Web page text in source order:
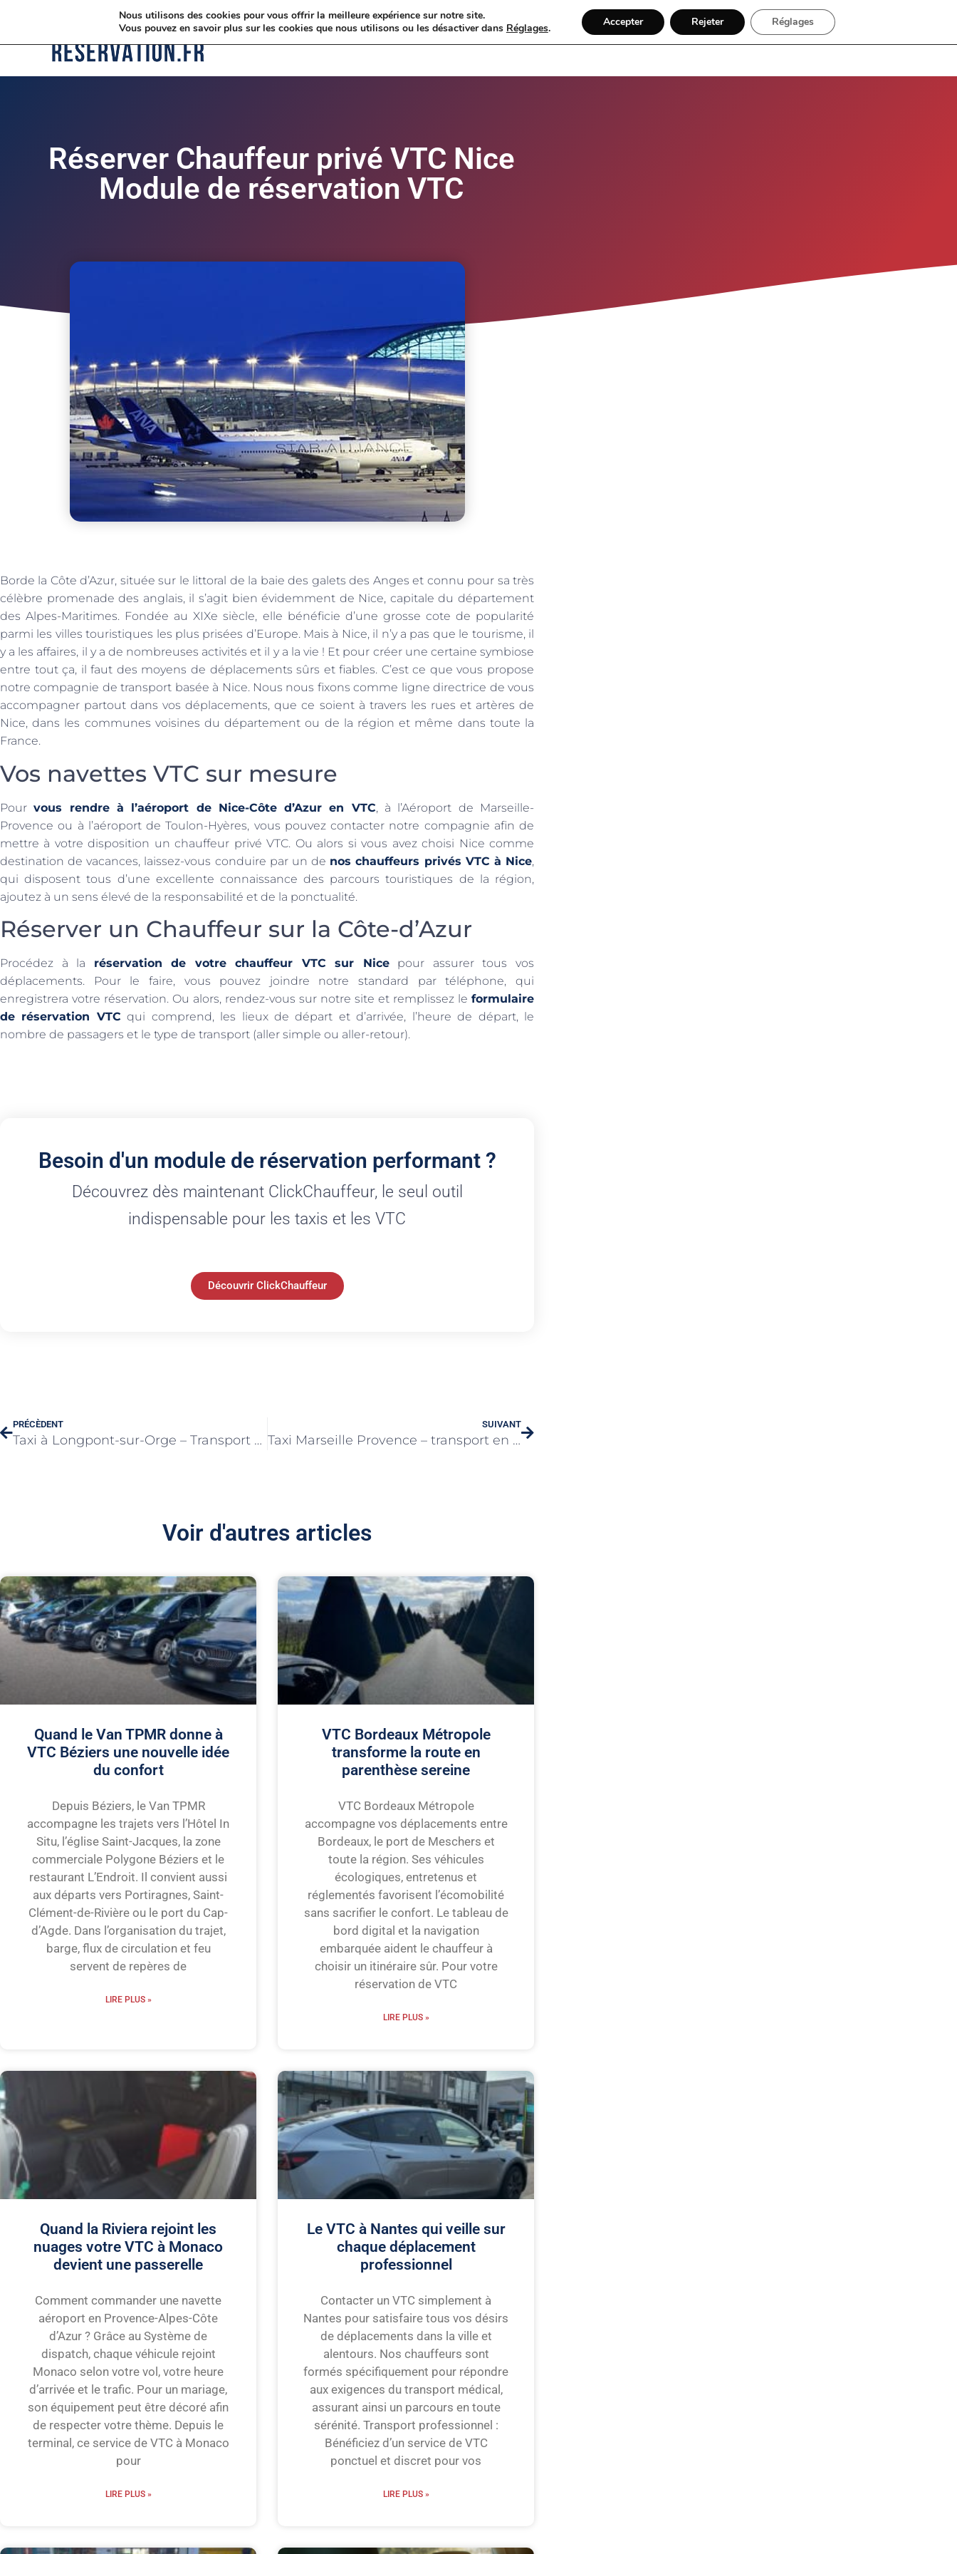
ClickChauffeur Exemples Autres modules FAQ
Réserver Chauffeur privé VTC Nice
Module de réservation VTC
Borde la Côte d’Azur, située sur le littoral de la baie des galets des Anges et connu pour sa très
célèbre promenade des anglais, il s’agit bien évidemment de Nice, capitale du département
des Alpes-Maritimes. Fondée au XIXe siècle, elle bénéficie d’une grosse cote de popularité
parmi les villes touristiques les plus prisées d’Europe. Mais à Nice, il n’y a pas que le tourisme, il
y a les affaires, il y a de nombreuses activités et il y a la vie ! Et pour créer une certaine symbiose
entre tout ça, il faut des moyens de déplacements sûrs et fiables. C’est ce que vous propose
notre compagnie de transport basée à Nice. Nous nous fixons comme ligne directrice de vous
accompagner partout dans vos déplacements, que ce soient à travers les rues et artères de
Nice, dans les communes voisines du département ou de la région et même dans toute la
France.
Vos navettes VTC sur mesure
Pourvous rendre à l’aéroport de Nice-Côte d’Azur en VTC, à l’Aéroport de Marseille-
Provence ou à l’aéroport de Toulon-Hyères, vous pouvez contacter notre compagnie afin de
mettre à votre disposition un chauffeur privé VTC. Ou alors si vous avez choisi Nice comme
destination de vacances, laissez-vous conduire par un de nos chauffeurs privés VTC à Nice,
qui disposent tous d’une excellente connaissance des parcours touristiques de la région,
ajoutez à un sens élevé de la responsabilité et de la ponctualité.
Réserver un Chauffeur sur la Côte-d’Azur
Procédez à la réservation de votre chauffeur VTC sur Nicepour assurer tous vos
déplacements. Pour le faire, vous pouvez joindre notre standard par téléphone, qui
enregistrera votre réservation. Ou alors, rendez-vous sur notre site et remplissez le formulaire
de réservation VTC qui comprend, les lieux de départ et d’arrivée, l’heure de départ, le
nombre de passagers et le type de transport (aller simple ou aller-retour).
Besoin d'un module de réservation performant ?
Découvrez dès maintenant ClickChauffeur, le seul outil
indispensable pour les taxis et les VTC
Découvrir ClickChauffeur
PRÉCÈDENT
Taxi à Longpont-sur-Orge – Transport toute distance
SUIVANT
Taxi Marseille Provence – transport en Taxi vers Aéroport de Marseille Provence
Voir d'autres articles
Quand le Van TPMR donne à
VTC Béziers une nouvelle idée
du confort
Depuis Béziers, le Van TPMR
accompagne les trajets vers l’Hôtel In
Situ, l’église Saint-Jacques, la zone
commerciale Polygone Béziers et le
restaurant L’Endroit. Il convient aussi
aux départs vers Portiragnes, Saint-
Clément-de-Rivière ou le port du Cap-
d’Agde. Dans l’organisation du trajet,
barge, flux de circulation et feu
servent de repères de
LIRE PLUS »
VTC Bordeaux Métropole
transforme la route en
parenthèse sereine
VTC Bordeaux Métropole
accompagne vos déplacements entre
Bordeaux, le port de Meschers et
toute la région. Ses véhicules
écologiques, entretenus et
réglementés favorisent l’écomobilité
sans sacrifier le confort. Le tableau de
bord digital et la navigation
embarquée aident le chauffeur à
choisir un itinéraire sûr. Pour votre
réservation de VTC
LIRE PLUS »
Quand la Riviera rejoint les
nuages votre VTC à Monaco
devient une passerelle
Comment commander une navette
aéroport en Provence-Alpes-Côte
d’Azur ? Grâce au Système de
dispatch, chaque véhicule rejoint
Monaco selon votre vol, votre heure
d’arrivée et le trafic. Pour un mariage,
son équipement peut être décoré afin
de respecter votre thème. Depuis le
terminal, ce service de VTC à Monaco
pour
LIRE PLUS »
Le VTC à Nantes qui veille sur
chaque déplacement
professionnel
Contacter un VTC simplement à
Nantes pour satisfaire tous vos désirs
de déplacements dans la ville et
alentours. Nos chauffeurs sont
formés spécifiquement pour répondre
aux exigences du transport médical,
assurant ainsi un parcours en toute
sérénité. Transport professionnel :
Bénéficiez d’un service de VTC
ponctuel et discret pour vos
LIRE PLUS »
Nous utilisons des cookies pour vous offrir la meilleure expérience sur notre site.
Vous pouvez en savoir plus sur les cookies que nous utilisons ou les désactiver dans Réglages. Accepter Rejeter Réglages